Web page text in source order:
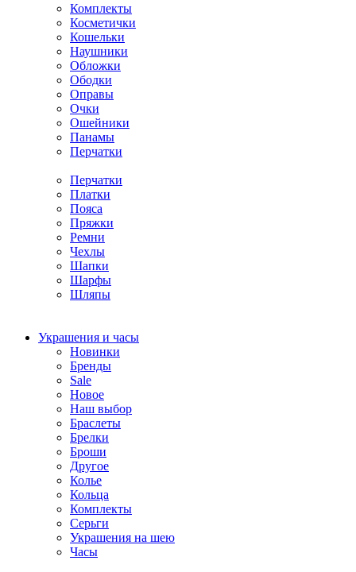
Комплекты
Косметички
Кошельки
Наушники
Обложки
Ободки
Оправы
Очки
Ошейники
Панамы
Перчатки
Перчатки
Платки
Пояса
Пряжки
Ремни
Чехлы
Шапки
Шарфы
Шляпы
Украшения и часы
Новинки
Бренды
Sale
Новое
Наш выбор
Браслеты
Брелки
Броши
Другое
Колье
Кольца
Комплекты
Серьги
Украшения на шею
Часы